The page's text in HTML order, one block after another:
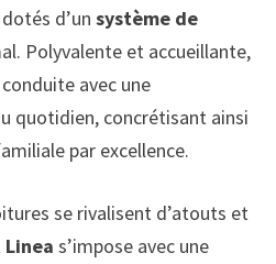
d’un système de
Polyvalente et accueillante,
avec une
quotidien, concrétisant ainsi
par excellence.
se rivalisent d’atouts et
Linea s’impose avec une